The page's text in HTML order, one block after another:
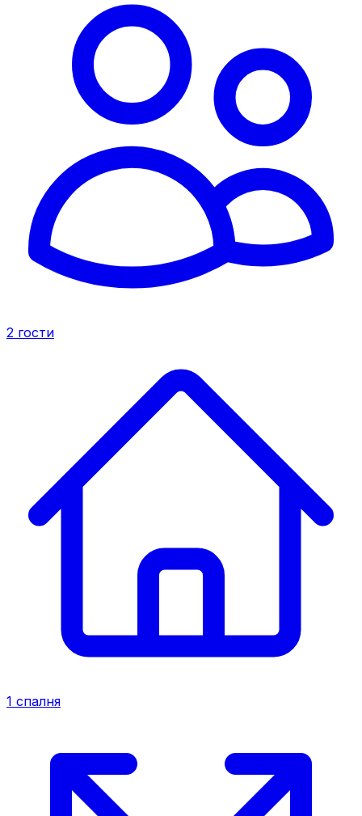
2 гости
1 спалня